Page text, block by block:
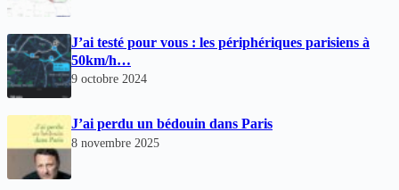
J’ai testé pour vous : les périphériques parisiens à
50km/h…
9 octobre 2024
J’ai perdu un bédouin dans Paris
8 novembre 2025